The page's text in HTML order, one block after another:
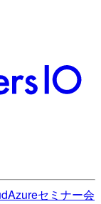
Azureセミナー会